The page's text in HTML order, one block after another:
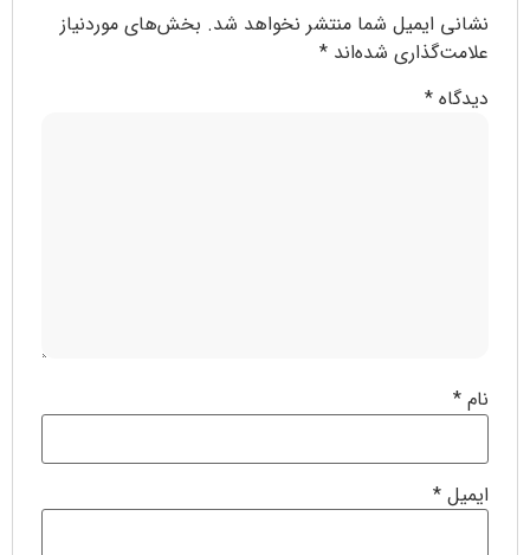
نشانی ایمیل شما منتشر نخواهد شد. بخش‌های موردنیاز
علامت‌گذاری شده‌اند *
دیدگاه *
نام *
ایمیل *